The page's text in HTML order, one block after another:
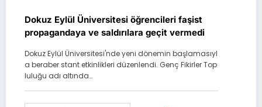
Dokuz Eylül Üniversitesi öğrencileri faşist
propagandaya ve saldırılara geçit vermedi
Dokuz Eylül Üniversitesi'nde yeni dönemin başlamasıyl
a beraber stant etkinlikleri düzenlendi. Genç Fikirler Top
luluğu adı altında…